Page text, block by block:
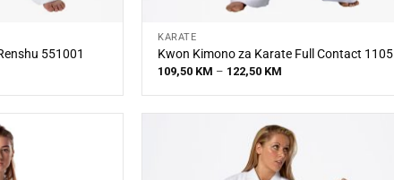
551001
KARATE
Kwon Kimono za Karate Full Contact 1105
109,50 KM – 122,50 KM
122,50 KM